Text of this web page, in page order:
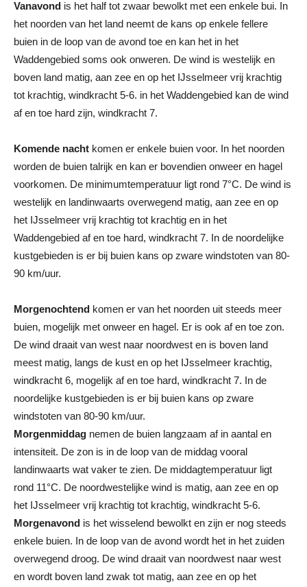
Vanavond is het half tot zwaar bewolkt met een enkele bui. In
het noorden van het land neemt de kans op enkele fellere
buien in de loop van de avond toe en kan het in het
Waddengebied soms ook onweren. De wind is westelijk en
boven land matig, aan zee en op het IJsselmeer vrij krachtig
tot krachtig, windkracht 5-6. in het Waddengebied kan de wind
af en toe hard zijn, windkracht 7.
Komende nacht komen er enkele buien voor. In het noorden
worden de buien talrijk en kan er bovendien onweer en hagel
voorkomen. De minimumtemperatuur ligt rond 7°C. De wind is
westelijk en landinwaarts overwegend matig, aan zee en op
het IJsselmeer vrij krachtig tot krachtig en in het
Waddengebied af en toe hard, windkracht 7. In de noordelijke
kustgebieden is er bij buien kans op zware windstoten van 80-
90 km/uur.
Morgenochtend komen er van het noorden uit steeds meer
buien, mogelijk met onweer en hagel. Er is ook af en toe zon.
De wind draait van west naar noordwest en is boven land
meest matig, langs de kust en op het IJsselmeer krachtig,
windkracht 6, mogelijk af en toe hard, windkracht 7. In de
noordelijke kustgebieden is er bij buien kans op zware
windstoten van 80-90 km/uur.
Morgenmiddag nemen de buien langzaam af in aantal en
intensiteit. De zon is in de loop van de middag vooral
landinwaarts wat vaker te zien. De middagtemperatuur ligt
rond 11°C. De noordwestelijke wind is matig, aan zee en op
het IJsselmeer vrij krachtig tot krachtig, windkracht 5-6.
Morgenavond is het wisselend bewolkt en zijn er nog steeds
enkele buien. In de loop van de avond wordt het in het zuiden
overwegend droog. De wind draait van noordwest naar west
en wordt boven land zwak tot matig, aan zee en op het